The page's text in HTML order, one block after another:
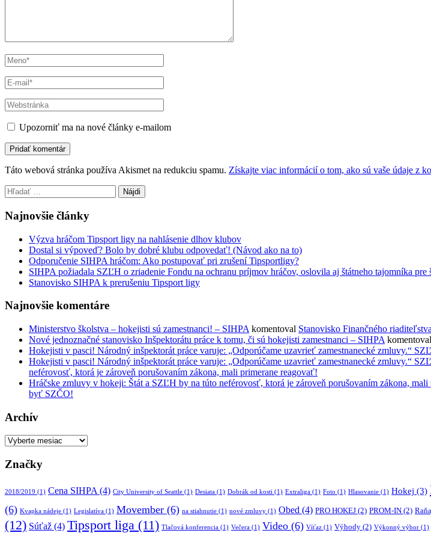
Upozorniť ma na nové články e-mailom
Táto webová stránka používa Akismet na redukciu spamu. Získajte viac informácií o tom, ako sú vaše údaje z
Hľadať:
Najnovšie články
Výzva hráčom Tipsport ligy na nahlásenie dlhov klubov
Dostal si výpoveď? Bolo by dobré klubu odpovedať! (Návod ako na to)
Odporučenie SIHPA hráčom: Ako postupovať pri zrušení Tipsportligy?
SIHPA požiadala SZĽH o zriadenie Fondu na ochranu príjmov hráčov, oslovila aj štátneho tajomníka pre
Stanovisko SIHPA k prerušeniu Tipsport ligy
Najnovšie komentáre
Ministerstvo školstva – hokejisti sú zamestnanci! – SIHPA komentoval Stanovisko Finančného
Nové jednoznačné stanovisko Inšpektorátu práce k tomu, či sú hokejisti zamestnanci – SIHPA komentoval
Hokejisti v pasci! Národný inšpektorát práce varuje: „Odporúčame uzavrieť zamestnanecké zmluvy.“
Hokejisti v pasci! Národný inšpektorát práce varuje: „Odporúčame uzavrieť zamestnanecké zmluvy.“
neférovosť, ktorá je zároveň porušovaním zákona, mali primerane reagovať!
Hráčske zmluvy v hokeji: Štát a SZĽH by na túto neférovosť, ktorá je zároveň porušovaním zákona,
byť SZČO!
Archív
Archív
Značky
2018/2019 (1) Cena SIHPA(4) City University of Seattle (1) Desiata (1) Dobrák od kosti (1) Extraliga (1) Foto (1) Hlasovanie (1) Hokej (3)
(6) Kvapka nádeje (1) Legislatíva (1) Movember (6) na stiahnutie (1) nové zmluvy (1) Obed (4) PRO HOKEJ (2) PROM-IN (2)
(12) Súťaž (4) Tipsport liga (11) Tlačová konferencia (1) Večera (1) Video (6) Víťaz (1) Výhody (2) Výkonný výbor (1)